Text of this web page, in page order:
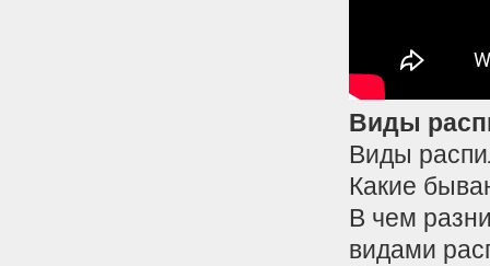
Виды
Виды
Какие
В чем
видами